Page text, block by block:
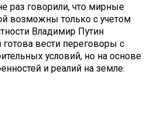
раз говорили, что мирные
возможны только с учетом
Владимир Путин
готова вести переговоры с
условий, но на основе
и реалий на земле.